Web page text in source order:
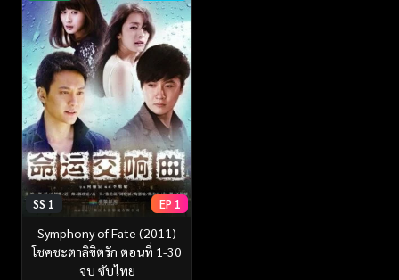
SS 1 EP 1
Symphony of Fate (2011)
โชคชะตาลิขิตรัก ตอนที่ 1-30
จบ ซับไทย